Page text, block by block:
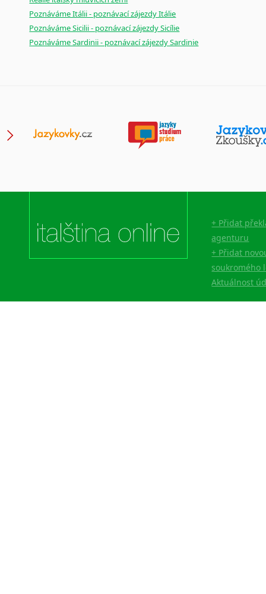
Poznáváme Itálii - poznávací zájezdy Itálie
Poznáváme Sicilii - poznávací zájezdy Sicílie
Poznáváme Sardinii - poznávací zájezdy Sardinie
+ Přidat
agenturu
+ Přidat
soukromého
Aktuálnost